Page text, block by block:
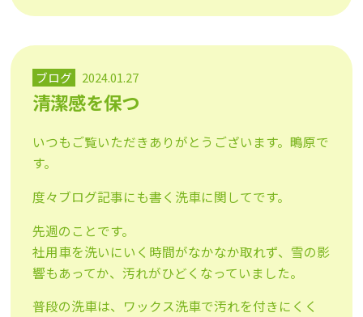
ブログ 2024.01.27
清潔感を保つ
いつもご覧いただきありがとうございます。鴫原で
す。
度々ブログ記事にも書く洗車に関してです。
先週のことです。
社用車を洗いにいく時間がなかなか取れず、雪の影
響もあってか、汚れがひどくなっていました。
普段の洗車は、ワックス洗車で汚れを付きにくく